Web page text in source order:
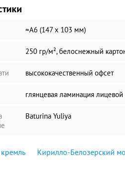
≈А6 (147 х 103 мм)
250 гр/м², белоснежный
высококачественный офсет
глянцевая ламинация
Baturina Yuliya
Кирилло-Белозерский